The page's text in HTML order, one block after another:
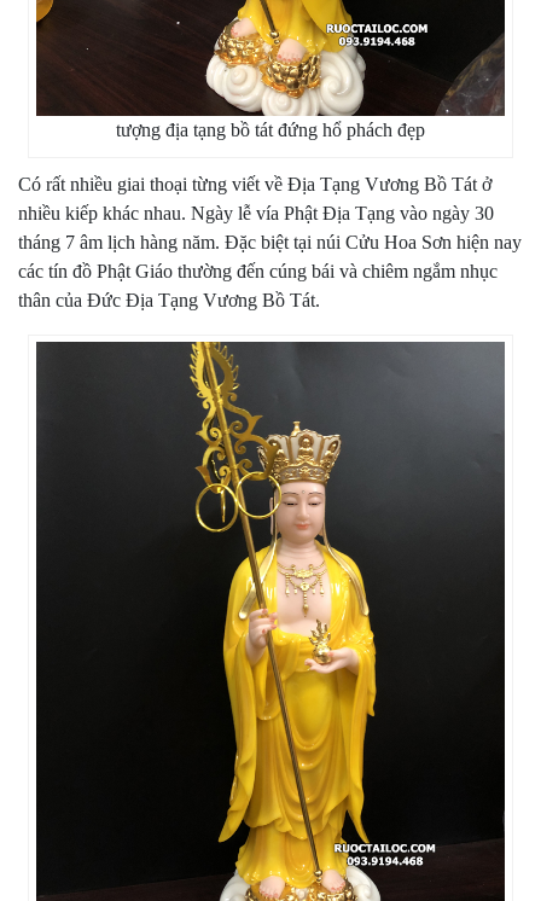
tượng địa tạng bồ tát đứng hổ phách đẹp
Có rất nhiều giai thoại từng viết về Địa Tạng Vương Bồ Tát ở
nhiều kiếp khác nhau. Ngày lễ vía Phật Địa Tạng vào ngày 30
tháng 7 âm lịch hàng năm. Đặc biệt tại núi Cửu Hoa Sơn hiện nay
các tín đồ Phật Giáo thường đến cúng bái và chiêm ngắm nhục
thân của Đức Địa Tạng Vương Bồ Tát.